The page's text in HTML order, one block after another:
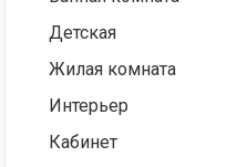
Детская
Жилая комната
Интерьер
Кабинет